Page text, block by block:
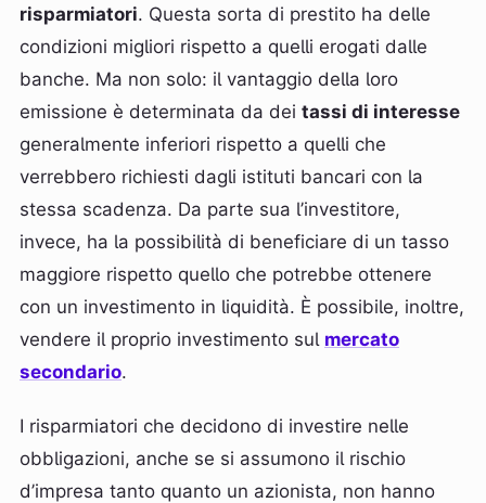
risparmiatori. Questa sorta di prestito ha delle
condizioni migliori rispetto a quelli erogati dalle
banche. Ma non solo: il vantaggio della loro
emissione è determinata da dei tassi di interesse
generalmente inferiori rispetto a quelli che
verrebbero richiesti dagli istituti bancari con la
stessa scadenza. Da parte sua l’investitore,
invece, ha la possibilità di beneficiare di un tasso
maggiore rispetto quello che potrebbe ottenere
con un investimento in liquidità. È possibile, inoltre,
vendere il proprio investimento sul mercato
secondario.
I risparmiatori che decidono di investire nelle
obbligazioni, anche se si assumono il rischio
d’impresa tanto quanto un azionista, non hanno